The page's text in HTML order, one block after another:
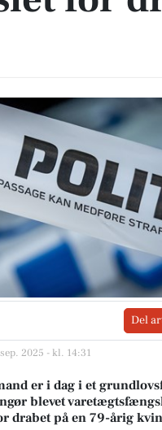
Del
2025 - kl. 14:31
er i dag i et
blevet
drabet på en 79-årig